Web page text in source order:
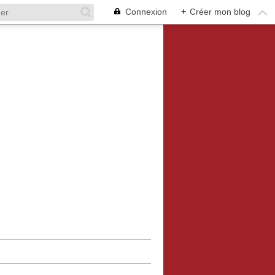
Connexion + Créer mon blog